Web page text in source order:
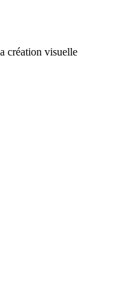
création visuelle